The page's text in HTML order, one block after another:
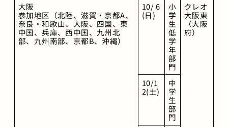
大阪
参加地区（北陸、滋賀・京都A、
奈良・和歌山、大阪、四国、東
中国、兵庫、西中国、九州北
部、九州南部、京都B、沖縄）
10/ 6
(日)
小
学
生
低
学
年
部
門
クレオ
大阪東
（大阪
府）
10/1
2(土)
中
学
生
部
門